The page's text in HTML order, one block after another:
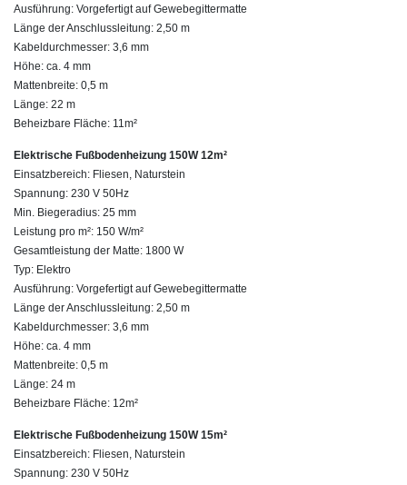
Ausführung: Vorgefertigt auf Gewebegittermatte
Länge der Anschlussleitung: 2,50 m
Kabeldurchmesser: 3,6 mm
Höhe: ca. 4 mm
Mattenbreite: 0,5 m
Länge: 22 m
Beheizbare Fläche: 11m²
Elektrische Fußbodenheizung 150W 12m²
Einsatzbereich: Fliesen, Naturstein
Spannung: 230 V 50Hz
Min. Biegeradius: 25 mm
Leistung pro m²: 150 W/m²
Gesamtleistung der Matte: 1800 W
Typ: Elektro
Ausführung: Vorgefertigt auf Gewebegittermatte
Länge der Anschlussleitung: 2,50 m
Kabeldurchmesser: 3,6 mm
Höhe: ca. 4 mm
Mattenbreite: 0,5 m
Länge: 24 m
Beheizbare Fläche: 12m²
Elektrische Fußbodenheizung 150W 15m²
Einsatzbereich: Fliesen, Naturstein
Spannung: 230 V 50Hz